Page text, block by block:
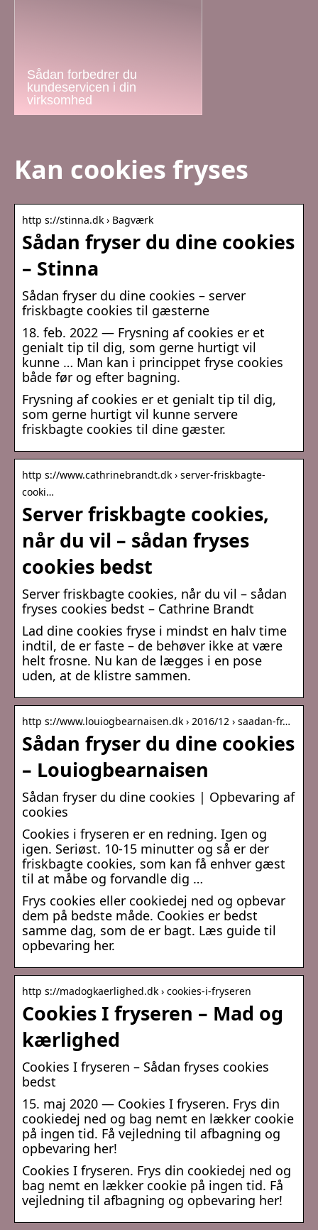
Sådan forbedrer du
kundeservicen i din
virksomhed
Kan cookies fryses
http s://stinna.dk › Bagværk
Sådan fryser du dine cookies
– Stinna
Sådan fryser du dine cookies – server
friskbagte cookies til gæsterne
18. feb. 2022 — Frysning af cookies er et
genialt tip til dig, som gerne hurtigt vil
kunne … Man kan i princippet fryse cookies
både før og efter bagning.
Frysning af cookies er et genialt tip til dig,
som gerne hurtigt vil kunne servere
friskbagte cookies til dine gæster.
http s://www.cathrinebrandt.dk › server-friskbagte-
cooki…
Server friskbagte cookies,
når du vil – sådan fryses
cookies bedst
Server friskbagte cookies, når du vil – sådan
fryses cookies bedst – Cathrine Brandt
Lad dine cookies fryse i mindst en halv time
indtil, de er faste – de behøver ikke at være
helt frosne. Nu kan de lægges i en pose
uden, at de klistre sammen.
http s://www.louiogbearnaisen.dk › 2016/12 › saadan-fr…
Sådan fryser du dine cookies
– Louiogbearnaisen
Sådan fryser du dine cookies | Opbevaring af
cookies
Cookies i fryseren er en redning. Igen og
igen. Seriøst. 10-15 minutter og så er der
friskbagte cookies, som kan få enhver gæst
til at måbe og forvandle dig …
Frys cookies eller cookiedej ned og opbevar
dem på bedste måde. Cookies er bedst
samme dag, som de er bagt. Læs guide til
opbevaring her.
http s://madogkaerlighed.dk › cookies-i-fryseren
Cookies I fryseren – Mad og
kærlighed
Cookies I fryseren – Sådan fryses cookies
bedst
15. maj 2020 — Cookies I fryseren. Frys din
cookiedej ned og bag nemt en lækker cookie
på ingen tid. Få vejledning til afbagning og
opbevaring her!
Cookies I fryseren. Frys din cookiedej ned og
bag nemt en lækker cookie på ingen tid. Få
vejledning til afbagning og opbevaring her!